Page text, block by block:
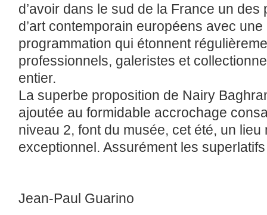
d’avoir dans le sud de la France un
d’art contemporain européens avec
programmation qui étonnent
professionnels, galeristes et
entier.
La superbe proposition de Nairy
ajoutée au formidable accrochage
niveau 2, font du musée, cet été, un lieu
exceptionnel. Assurément les superlatifs
Jean-Paul Guarino